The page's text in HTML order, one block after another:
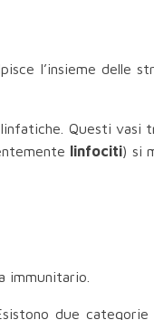
l’insieme delle
Questi vasi
linfociti) si
immunitario.
due